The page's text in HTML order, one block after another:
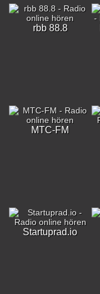
rbb 88.8
MTC-FM
Startuprad.io